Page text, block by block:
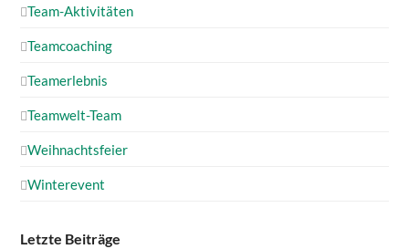
Team-Aktivitäten
Teamcoaching
Teamerlebnis
Teamwelt-Team
Weihnachtsfeier
Winterevent
Letzte Beiträge